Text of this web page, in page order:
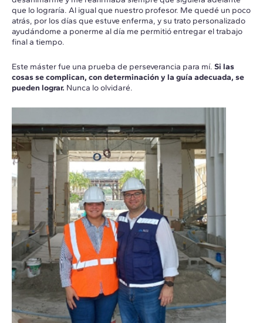
que lo lograría. Al igual que nuestro profesor. Me quedé un poco
atrás, por los días que estuve enferma, y su trato personalizado
ayudándome a ponerme al día me permitió entregar el trabajo
final a tiempo.
Este máster fue una prueba de perseverancia para mí. Si las
cosas se complican, con determinación y la guía adecuada, se
pueden lograr. Nunca lo olvidaré.